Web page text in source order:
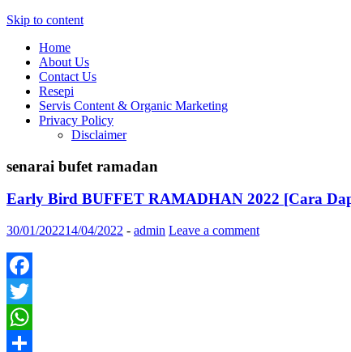
Skip to content
Home
About Us
Contact Us
Resepi
Servis Content & Organic Marketing
Privacy Policy
Disclaimer
senarai bufet ramadan
Early Bird BUFFET RAMADHAN 2022 [Cara
30/01/202214/04/2022 - admin Leave a comment
Facebook
Twitter
WhatsApp